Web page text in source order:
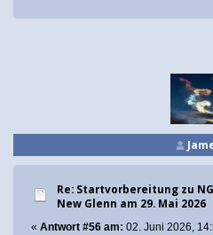
Re: Startvorbereitung zu
New Glenn am 29. Mai 2026
« Antwort #56 am: 02. Juni 2026,